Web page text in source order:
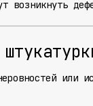
возникнуть
или